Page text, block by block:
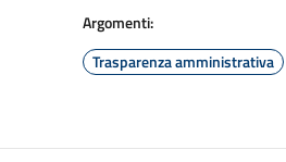
Argomenti:
Trasparenza amministrativa